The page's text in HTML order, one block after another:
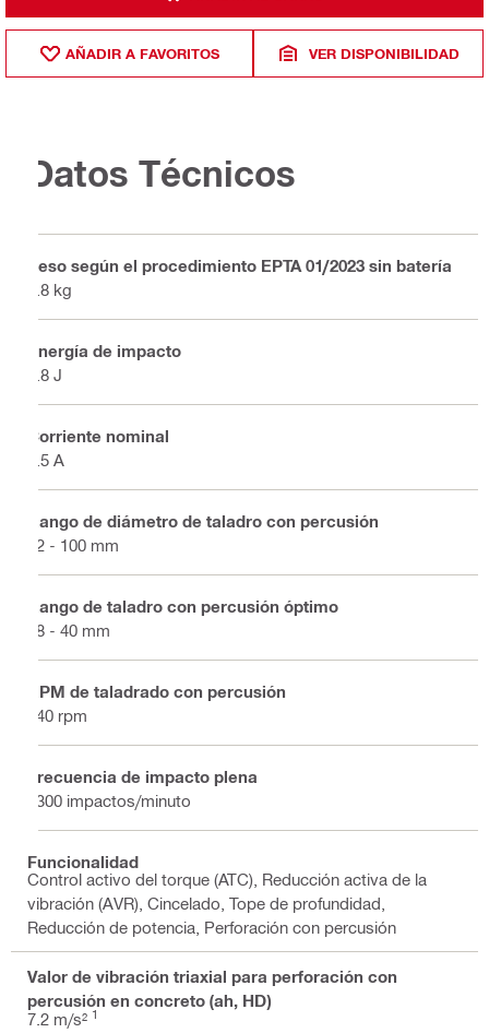
AÑADIR A FAVORITOS VER DISPONIBILIDAD
Datos Técnicos
Peso según el procedimiento EPTA 01/2023 sin batería
7.8 kg
Energía de impacto
7.8 J
Corriente nominal
7.5 A
Rango de diámetro de taladro con percusión
12 - 100 mm
Rango de taladro con percusión óptimo
18 - 40 mm
RPM de taladrado con percusión
340 rpm
Frecuencia de impacto plena
3300 impactos/minuto
Funcionalidad
Control activo del torque (ATC), Reducción activa de la
vibración (AVR), Cincelado, Tope de profundidad,
Reducción de potencia, Perforación con percusión
Valor de vibración triaxial para perforación con
percusión en concreto (ah, HD)
7.2 m/s² 1